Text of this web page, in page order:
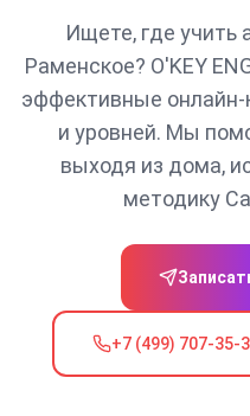
Ищете, где учить
Раменское? O'KEY
эффективные онлайн-
и уровней. Мы
выходя из дома,
методику
+7 (499) 707-35-